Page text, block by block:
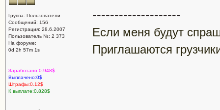
Группа: Пользователи
Сообщений: 156
Регистрация: 28.6.2007
Пользователь №: 2 373
На форуме:
0d 2h 57m 1s
Заработано:0.948$
Выплачено:0$
Штрафы:0.12$
К выплате:0.828$
--------------------
Если меня будут
Приглашаются